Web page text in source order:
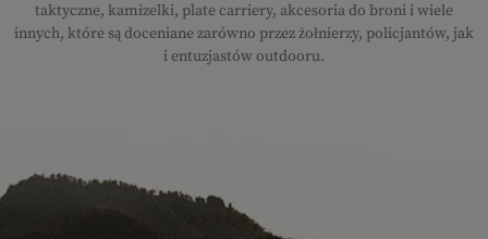
taktyczne, kamizelki, plate carriery, akcesoria do broni i wiele
innych, które są doceniane zarówno przez żołnierzy, policjantów, jak
i entuzjastów outdooru.